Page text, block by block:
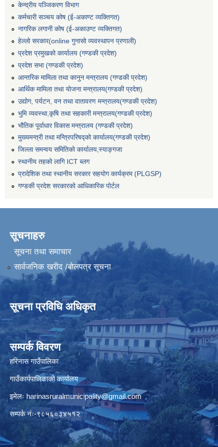
केन्द्रीय पञ्जिकरण विभाग
कर्मचारी सञ्‍चय कोष (ई‍-अकाण्ट व्यक्तिगत)
नागरिक लगानी कोष (ई-अकाउण्ट व्यक्तिगत)
हेल्लो सरकार(online गुनासो व्यवस्थापन प्रणाली)
प्रदेश प्रमुखको कार्यालय (गण्डकी प्रदेश)
प्रदेश सभा (गण्डकी प्रदेश)
आन्तरिक मामिला तथा कानुन मन्त्रालय (गण्डकी प्रदेश)
आर्थिक मामिला तथा योजना मन्त्रालय(गण्डकी प्रदेश)
उद्योग, पर्यटन, वन तथा वातावरण मन्त्रालय(गण्डकी प्रदेश)
भुमि व्यवस्था,कृषि तथा सहकारी मन्त्रालय(गण्डकी प्रदेश)
भौतिक पूर्वाधार विकास मन्त्रालय (गण्डकी प्रदेश)
मुख्यमन्त्री तथा मन्त्रिपरिषद्को कार्यालय(गण्डकी प्रदेश)
जिल्ला समन्वय समितिको कार्यालय,स्याङ्गजा
स्थानीय तहको लागि ICT ब्लग
प्रादेशिक तथा स्थानीय सरकार सहयोग कार्यक्रम (PLGSP)
गण्डकी प्रदेश सरकारको आधिकारिक पोर्टल
सूचनाहरु
सूचना तथा समाचार
सार्वजनिक खरीद /बोलपत्र सूचना
सूचना प्रविधि अधिकृत
सम्पर्क विवरण
हरिनास गाउँपालिका
गाउँकार्यपालिकाको कार्यालय
इमेलः harinasruralmunicipality@gmail.com
सम्पर्क नंः-९८५६०३४५१२